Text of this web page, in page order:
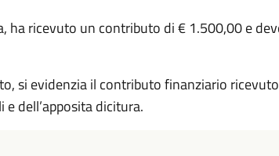
ha ricevuto un contributo di € 1.500,00 e
si evidenzia il contributo finanziario
dell’apposita dicitura.